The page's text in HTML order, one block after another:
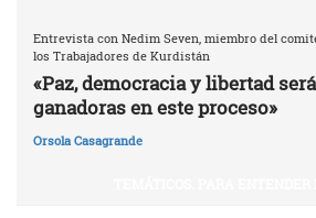
Entrevista con Nedim Seven, miembro del
los Trabajadores de Kurdistán
«Paz, democracia y libertad
ganadoras en este proceso»
Orsola Casagrande